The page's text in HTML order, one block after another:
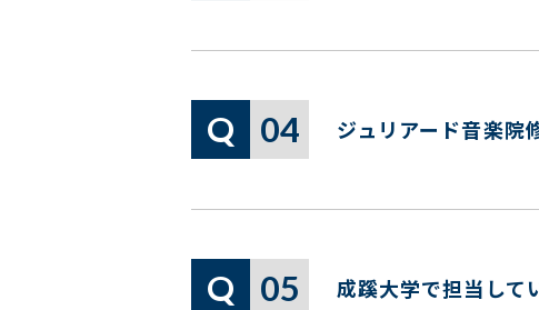
Q 04 ジュリアード音楽院
Q 05 成蹊大学で担当して